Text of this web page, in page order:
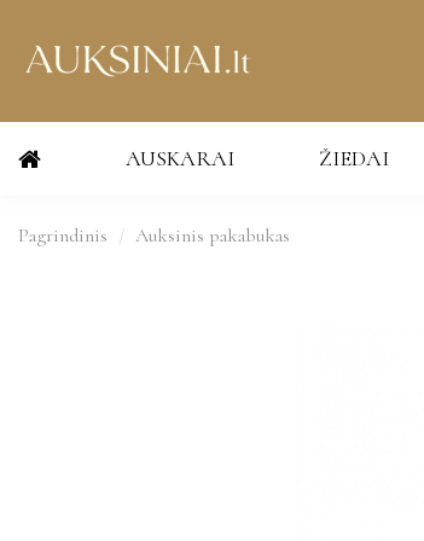
AUSKARAI ŽIEDAI
Pagrindinis Auksinis pakabukas